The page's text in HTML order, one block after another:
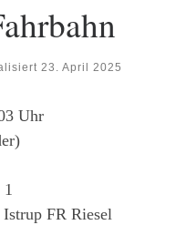
23. April 2025
Uhr
1
FR Riesel